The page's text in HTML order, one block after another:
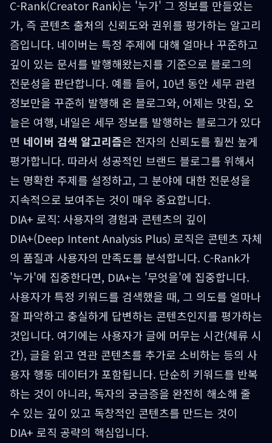
C-Rank(Creator Rank)는 '누가' 그 정보를 만들었는
가, 즉 콘텐츠 출처의 신뢰도와 권위를 평가하는 알고리
즘입니다. 네이버는 특정 주제에 대해 얼마나 꾸준하고
깊이 있는 문서를 발행해왔는지를 기준으로 블로그의
전문성을 판단합니다. 예를 들어, 10년 동안 세무 관련
정보만을 꾸준히 발행해 온 블로그와, 어제는 맛집, 오
늘은 여행, 내일은 세무 정보를 발행하는 블로그가 있다
면 네이버 검색 알고리즘은 전자의 신뢰도를 훨씬 높게
평가합니다. 따라서 성공적인 브랜드 블로그를 위해서
는 명확한 주제를 설정하고, 그 분야에 대한 전문성을
지속적으로 보여주는 것이 매우 중요합니다.
DIA+ 로직: 사용자의 경험과 콘텐츠의 깊이
DIA+(Deep Intent Analysis Plus) 로직은 콘텐츠 자체
의 품질과 사용자의 만족도를 분석합니다. C-Rank가
'누가'에 집중한다면, DIA+는 '무엇을'에 집중합니다.
사용자가 특정 키워드를 검색했을 때, 그 의도를 얼마나
잘 파악하고 충실하게 답변하는 콘텐츠인지를 평가하는
것입니다. 여기에는 사용자가 글에 머무는 시간(체류 시
간), 글을 읽고 연관 콘텐츠를 추가로 소비하는 등의 사
용자 행동 데이터가 포함됩니다. 단순히 키워드를 반복
하는 것이 아니라, 독자의 궁금증을 완전히 해소해 줄
수 있는 깊이 있고 독창적인 콘텐츠를 만드는 것이
DIA+ 로직 공략의 핵심입니다.